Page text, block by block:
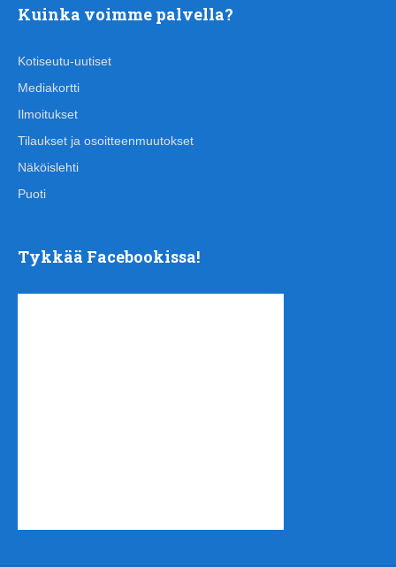
Kuinka voimme palvella?
Kotiseutu-uutiset
Mediakortti
Ilmoitukset
Tilaukset ja osoitteenmuutokset
Näköislehti
Puoti
Tykkää Facebookissa!